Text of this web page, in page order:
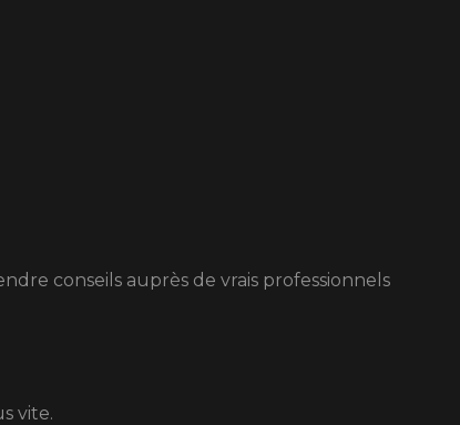
conseils auprès de vrais professionnels
vite.